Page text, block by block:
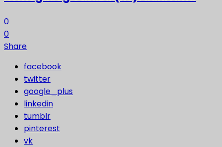
0
0
Share
facebook
twitter
google_plus
linkedin
tumblr
pinterest
vk